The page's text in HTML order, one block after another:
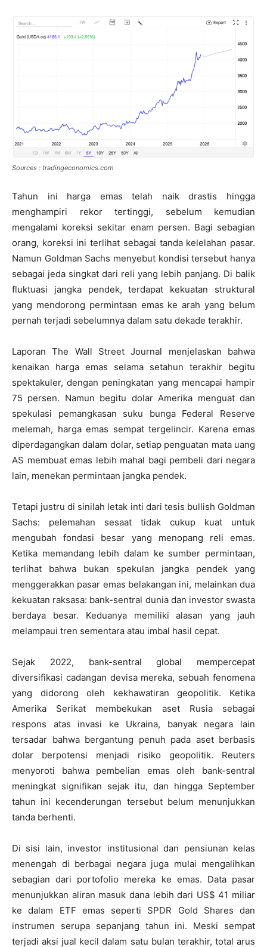
Sources : tradingeconomics.com
Tahun ini harga emas telah naik drastis hingga
menghampiri rekor tertinggi, sebelum kemudian
mengalami koreksi sekitar enam persen. Bagi sebagian
orang, koreksi ini terlihat sebagai tanda kelelahan pasar.
Namun Goldman Sachs menyebut kondisi tersebut hanya
sebagai jeda singkat dari reli yang lebih panjang. Di balik
fluktuasi jangka pendek, terdapat kekuatan struktural
yang mendorong permintaan emas ke arah yang belum
pernah terjadi sebelumnya dalam satu dekade terakhir.
Laporan The Wall Street Journal menjelaskan bahwa
kenaikan harga emas selama setahun terakhir begitu
spektakuler, dengan peningkatan yang mencapai hampir
75 persen. Namun begitu dolar Amerika menguat dan
spekulasi pemangkasan suku bunga Federal Reserve
melemah, harga emas sempat tergelincir. Karena emas
diperdagangkan dalam dolar, setiap penguatan mata uang
AS membuat emas lebih mahal bagi pembeli dari negara
lain, menekan permintaan jangka pendek.
Tetapi justru di sinilah letak inti dari tesis bullish Goldman
Sachs: pelemahan sesaat tidak cukup kuat untuk
mengubah fondasi besar yang menopang reli emas.
Ketika memandang lebih dalam ke sumber permintaan,
terlihat bahwa bukan spekulan jangka pendek yang
menggerakkan pasar emas belakangan ini, melainkan dua
kekuatan raksasa: bank-sentral dunia dan investor swasta
berdaya besar. Keduanya memiliki alasan yang jauh
melampaui tren sementara atau imbal hasil cepat.
Sejak 2022, bank-sentral global mempercepat
diversifikasi cadangan devisa mereka, sebuah fenomena
yang didorong oleh kekhawatiran geopolitik. Ketika
Amerika Serikat membekukan aset Rusia sebagai
respons atas invasi ke Ukraina, banyak negara lain
tersadar bahwa bergantung penuh pada aset berbasis
dolar berpotensi menjadi risiko geopolitik. Reuters
menyoroti bahwa pembelian emas oleh bank-sentral
meningkat signifikan sejak itu, dan hingga September
tahun ini kecenderungan tersebut belum menunjukkan
tanda berhenti.
Di sisi lain, investor institusional dan pensiunan kelas
menengah di berbagai negara juga mulai mengalihkan
sebagian dari portofolio mereka ke emas. Data pasar
menunjukkan aliran masuk dana lebih dari US$ 41 miliar
ke dalam ETF emas seperti SPDR Gold Shares dan
instrumen serupa sepanjang tahun ini. Meski sempat
terjadi aksi jual kecil dalam satu bulan terakhir, total arus